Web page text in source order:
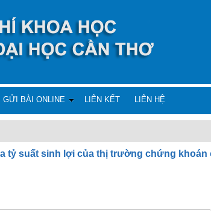
GỬI BÀI ONLINE LIÊN KẾT LIÊN HỆ
tỷ suất sinh lợi của thị trường chứng khoán